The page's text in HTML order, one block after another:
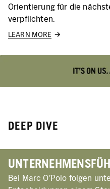
Orientierung für die
verpflichten.
LEARN MORE
DEEP DIVE
Bei Marc O’Polo folgen